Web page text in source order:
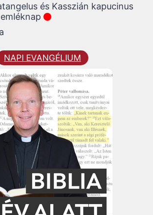
és Kasszián kapucinus
NAPI EVANGÉLIUM